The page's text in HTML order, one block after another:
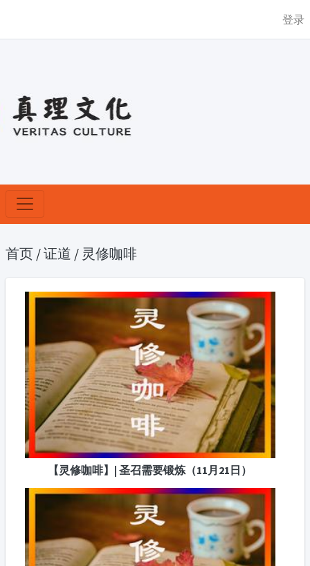
登录
首页 /证道 / 灵修咖啡
【灵修咖啡】| 圣召需要锻炼（11月21日）